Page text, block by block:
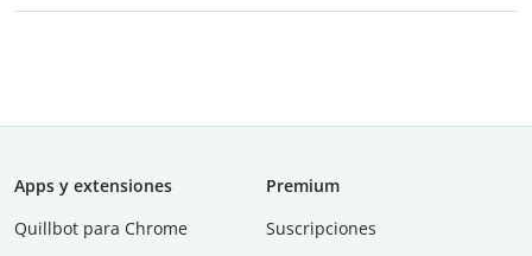
Apps y extensiones
Quillbot para Chrome
Premium
Suscripciones